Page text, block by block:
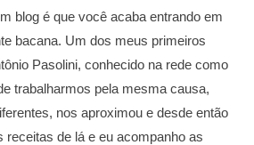
blog é que você acaba entrando em
bacana. Um dos meus primeiros
Pasolini, conhecido na rede como
trabalharmos pela mesma causa,
nos aproximou e desde então
receitas de lá e eu acompanho as